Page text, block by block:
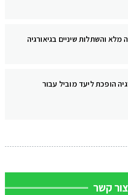
והשתלות שיניים בגיאורגיה
הופכת ליעד מוביל עבור
צור קשר